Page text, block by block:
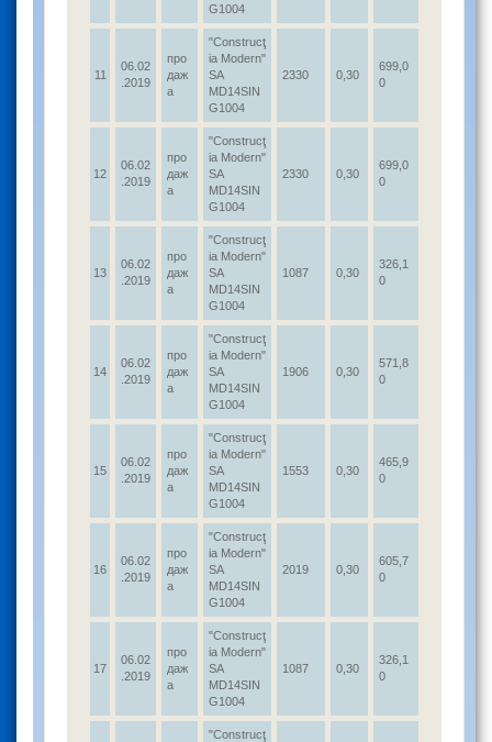
G1004
11
06.02
.2019
про
даж
а
"Construcţ
ia Modern"
SA
MD14SIN
G1004
2330 0,30
699,0
0
12
06.02
.2019
про
даж
а
"Construcţ
ia Modern"
SA
MD14SIN
G1004
2330 0,30
699,0
0
13
06.02
.2019
про
даж
а
"Construcţ
ia Modern"
SA
MD14SIN
G1004
1087 0,30
326,1
0
14
06.02
.2019
про
даж
а
"Construcţ
ia Modern"
SA
MD14SIN
G1004
1906 0,30
571,8
0
15
06.02
.2019
про
даж
а
"Construcţ
ia Modern"
SA
MD14SIN
G1004
1553 0,30
465,9
0
16
06.02
.2019
про
даж
а
"Construcţ
ia Modern"
SA
MD14SIN
G1004
2019 0,30
605,7
0
17
06.02
.2019
про
даж
а
"Construcţ
ia Modern"
SA
MD14SIN
G1004
1087 0,30
326,1
0
"Construcţ